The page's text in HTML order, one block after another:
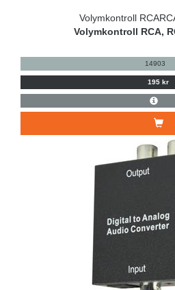
Volymkontroll
Volymkontroll RCA,
14903
195 kr